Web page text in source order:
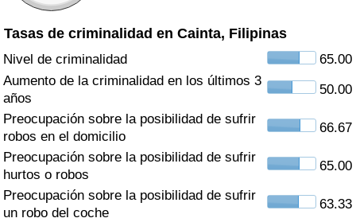
Tasas de criminalidad en Cainta, Filipinas
Nivel de criminalidad
65.00
Aumento de la criminalidad en los últimos 3
años
50.00
Preocupación sobre la posibilidad de sufrir
robos en el domicilio
66.67
Preocupación sobre la posibilidad de sufrir
hurtos o robos
65.00
Preocupación sobre la posibilidad de sufrir
un robo del coche
63.33
Calificación del Índice de Criminalidad
(Actual)
Índice de Criminalidad
Índice de criminalidad por país
Sanidad
Índice de Sanidad (Actual)